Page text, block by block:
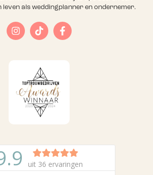
leven als weddingplanner en ondernemer.